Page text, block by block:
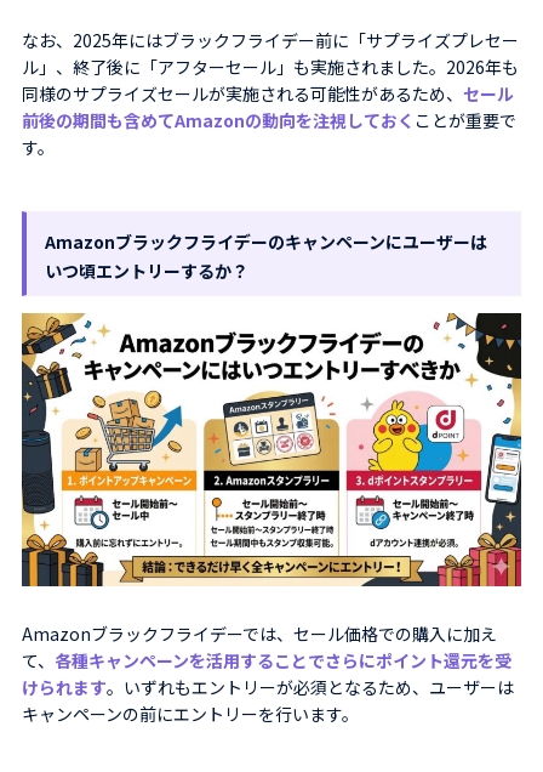
なお、2025年にはブラックフライデー前に「サプライズプレセー
ル」、終了後に「アフターセール」も実施されました。2026年も
同様のサプライズセールが実施される可能性があるため、 セール
前後の期間も含めてAmazonの動向を注視しておく ことが重要で
す。
Amazonブラックフライデーのキャンペーンにユーザーは
いつ頃エントリーするか？
Amazonブラックフライデーでは、セール価格での購入に加え
て、 各種キャンペーンを活用することでさらにポイント還元を受
けられます。いずれもエントリーが必須となるため、ユーザーは
キャンペーンの前にエントリーを行います。